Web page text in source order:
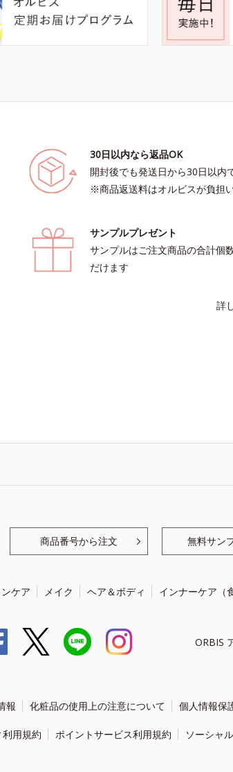
30日以内なら返品OK
開封後でも発送日から30日以内
※商品返送料はオルビスが負担
サンプルプレゼント
サンプルはご注文商品の合計個
だけます
詳
商品番号から注文 無料サン
ケア メイク ヘア＆ボディ インナーケア（
ORBIS
報 化粧品の使用上の注意について 個人情報保
用規約 ポイントサービス利用規約 ソーシャ